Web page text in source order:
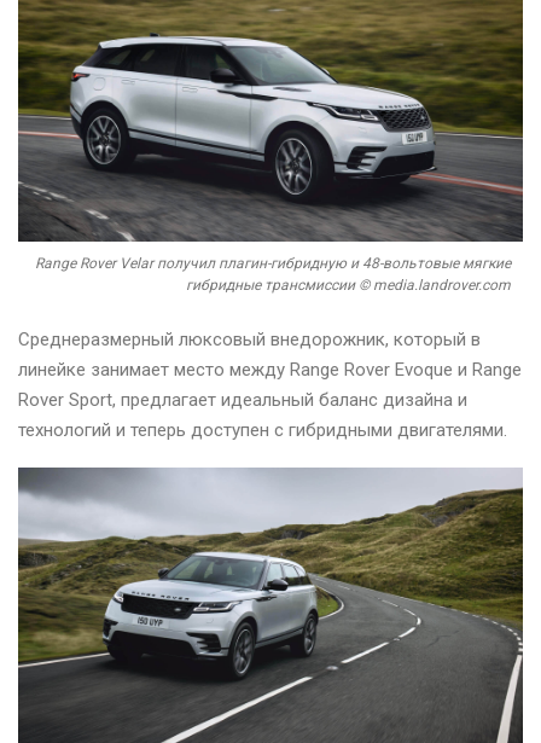
Range Rover Velar получил плагин-гибридную и 48-вольтовые мягкие
гибридные трансмиссии © media.landrover.com
Среднеразмерный люксовый внедорожник, который в
линейке занимает место между Range Rover Evoque и Range
Rover Sport, предлагает идеальный баланс дизайна и
технологий и теперь доступен с гибридными двигателями.